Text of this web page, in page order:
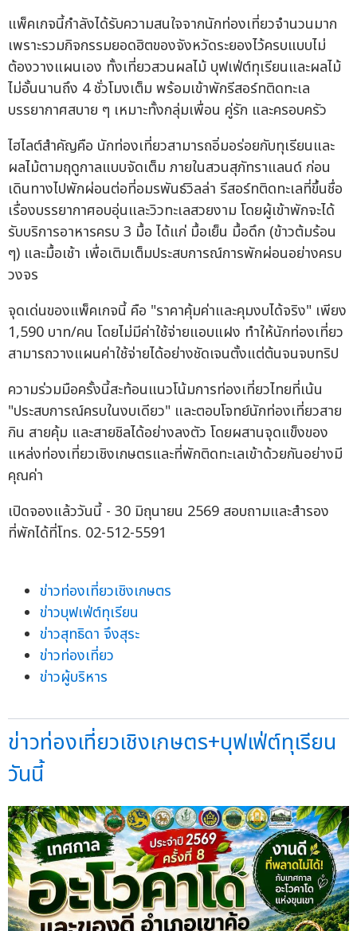
แพ็คเกจนี้กำลังได้รับความสนใจจากนักท่องเที่ยวจำนวนมาก
เพราะรวมกิจกรรมยอดฮิตของจังหวัดระยองไว้ครบแบบไม่
ต้องวางแผนเอง ทั้งเที่ยวสวนผลไม้ บุฟเฟ่ต์ทุเรียนและผลไม้
ไม่อั้นนานถึง 4 ชั่วโมงเต็ม พร้อมเข้าพักรีสอร์ทติดทะเล
บรรยากาศสบาย ๆ เหมาะทั้งกลุ่มเพื่อน คู่รัก และครอบครัว
ไฮไลต์สำคัญคือ นักท่องเที่ยวสามารถอิ่มอร่อยกับทุเรียนและ
ผลไม้ตามฤดูกาลแบบจัดเต็ม ภายในสวนสุภัทราแลนด์ ก่อน
เดินทางไปพักผ่อนต่อที่อมรพันธ์วิลล่า รีสอร์ทติดทะเลที่ขึ้นชื่อ
เรื่องบรรยากาศอบอุ่นและวิวทะเลสวยงาม โดยผู้เข้าพักจะได้
รับบริการอาหารครบ 3 มื้อ ได้แก่ มื้อเย็น มื้อดึก (ข้าวต้มร้อน
ๆ) และมื้อเช้า เพื่อเติมเต็มประสบการณ์การพักผ่อนอย่างครบ
วงจร
จุดเด่นของแพ็คเกจนี้ คือ "ราคาคุ้มค่าและคุมงบได้จริง" เพียง
1,590 บาท/คน โดยไม่มีค่าใช้จ่ายแอบแฝง ทำให้นักท่องเที่ยว
สามารถวางแผนค่าใช้จ่ายได้อย่างชัดเจนตั้งแต่ต้นจนจบทริป
ความร่วมมือครั้งนี้สะท้อนแนวโน้มการท่องเที่ยวไทยที่เน้น
"ประสบการณ์ครบในงบเดียว" และตอบโจทย์นักท่องเที่ยวสาย
กิน สายคุ้ม และสายชิลได้อย่างลงตัว โดยผสานจุดแข็งของ
แหล่งท่องเที่ยวเชิงเกษตรและที่พักติดทะเลเข้าด้วยกันอย่างมี
คุณค่า
เปิดจองแล้ววันนี้ - 30 มิถุนายน 2569 สอบถามและสำรอง
ที่พักได้ที่โทร. 02-512-5591
ข่าวท่องเที่ยวเชิงเกษตร
ข่าวบุฟเฟ่ต์ทุเรียน
ข่าวสุทธิดา จึงสุระ
ข่าวท่องเที่ยว
ข่าวผู้บริหาร
ข่าวท่องเที่ยวเชิงเกษตร+บุฟเฟ่ต์ทุเรียน
วันนี้